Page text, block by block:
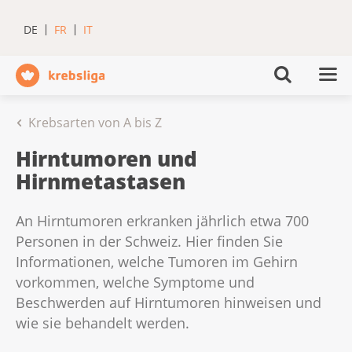
DE FR IT
Krebsarten von A bis Z
Hirntumoren und
Hirnmetastasen
An Hirntumoren erkranken jährlich etwa 700
Personen in der Schweiz. Hier finden Sie
Informationen, welche Tumoren im Gehirn
vorkommen, welche Symptome und
Beschwerden auf Hirntumoren hinweisen und
wie sie behandelt werden.